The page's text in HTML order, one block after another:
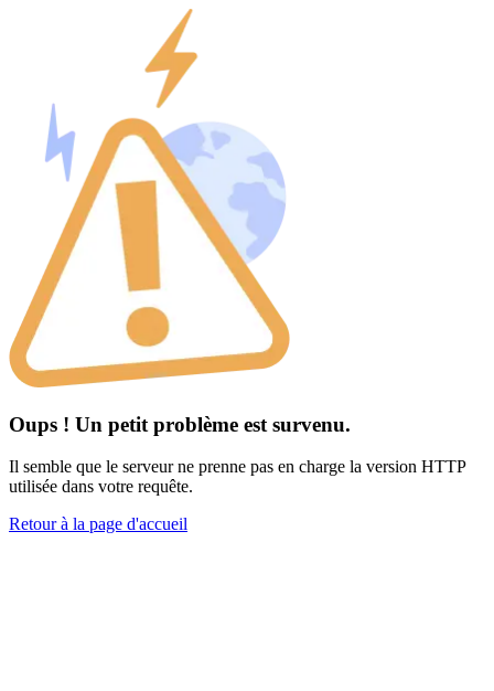
Oups ! Un petit problème est survenu.
Il semble que le serveur ne prenne pas en charge la version HTTP
utilisée dans votre requête.
Retour à la page d'accueil